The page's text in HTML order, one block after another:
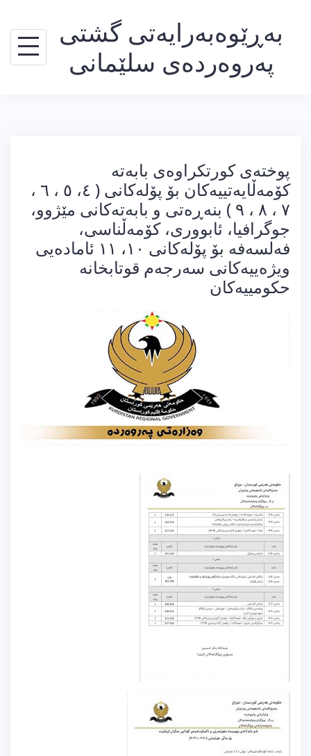
بەڕێوەبەرایەتی گشتی
پەروەردەی سلێمانی
پوختەی کورتکراوەی بابەتە
کۆمەڵایەتییەکان بۆ پۆلەکانی ( ٤، ٥ ، ٦ ،
٧ ، ٨ ، ٩ ) بنەڕەتی و بابەتەکانی مێژوو،
جوگرافیا، ئابووری، کۆمەڵناسی،
فەلسەفە بۆ پۆلەکانی ١٠، ١١ ئامادەیی
ویژەییەکانی سەرجەم قوتابخانە
حکومییەکان